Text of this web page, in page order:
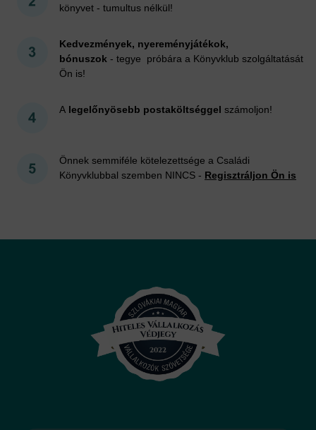
könyvet - tumultus nélkül!
Kedvezmények, nyereményjátékok,
bónuszok - tegye próbára a Könyvklub szolgáltatását
Ön is!
A legelőnyösebb postaköltséggel számoljon!
Önnek semmiféle kötelezettsége a Családi
Könyvklubbal szemben NINCS - Regisztráljon Ön is